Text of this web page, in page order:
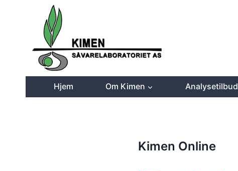
Hjem Om Kimen Analysetilbud
Kimen Online